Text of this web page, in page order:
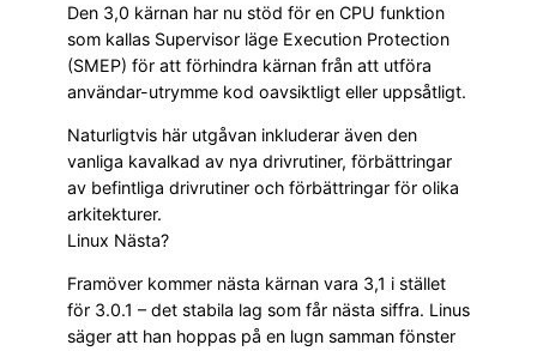
Den 3,0 kärnan har nu stöd för en CPU funktion
som kallas Supervisor läge Execution Protection
(SMEP) för att förhindra kärnan från att utföra
användar-utrymme kod oavsiktligt eller uppsåtligt.
Naturligtvis här utgåvan inkluderar även den
vanliga kavalkad av nya drivrutiner, förbättringar
av befintliga drivrutiner och förbättringar för olika
arkitekturer.
Linux Nästa?
Framöver kommer nästa kärnan vara 3,1 i stället
för 3.0.1 – det stabila lag som får nästa siffra. Linus
säger att han hoppas på en lugn samman fönster